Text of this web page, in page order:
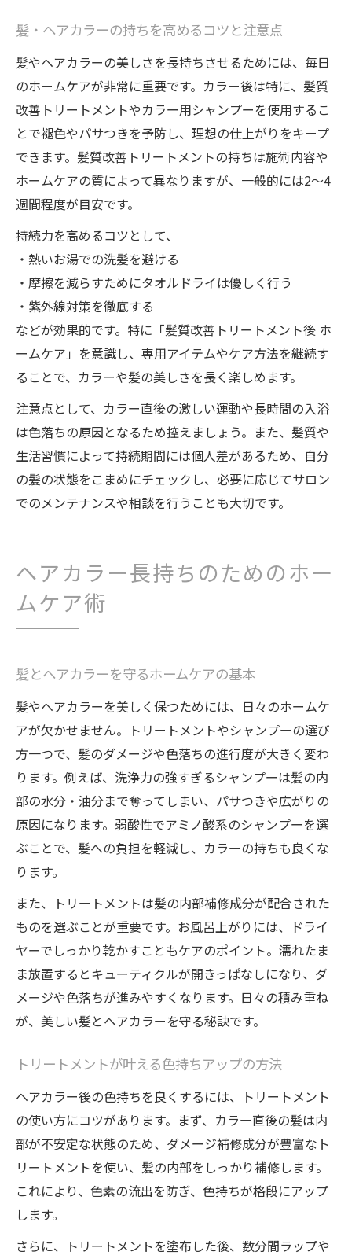
髪・ヘアカラーの持ちを高めるコツと注意点
髪やヘアカラーの美しさを長持ちさせるためには、毎日
のホームケアが非常に重要です。カラー後は特に、髪質
改善トリートメントやカラー用シャンプーを使用するこ
とで褪色やパサつきを予防し、理想の仕上がりをキープ
できます。髪質改善トリートメントの持ちは施術内容や
ホームケアの質によって異なりますが、一般的には2～4
週間程度が目安です。
持続力を高めるコツとして、
・熱いお湯での洗髪を避ける
・摩擦を減らすためにタオルドライは優しく行う
・紫外線対策を徹底する
などが効果的です。特に「髪質改善トリートメント後 ホ
ームケア」を意識し、専用アイテムやケア方法を継続す
ることで、カラーや髪の美しさを長く楽しめます。
注意点として、カラー直後の激しい運動や長時間の入浴
は色落ちの原因となるため控えましょう。また、髪質や
生活習慣によって持続期間には個人差があるため、自分
の髪の状態をこまめにチェックし、必要に応じてサロン
でのメンテナンスや相談を行うことも大切です。
ヘアカラー長持ちのためのホー
ムケア術
髪とヘアカラーを守るホームケアの基本
髪やヘアカラーを美しく保つためには、日々のホームケ
アが欠かせません。トリートメントやシャンプーの選び
方一つで、髪のダメージや色落ちの進行度が大きく変わ
ります。例えば、洗浄力の強すぎるシャンプーは髪の内
部の水分・油分まで奪ってしまい、パサつきや広がりの
原因になります。弱酸性でアミノ酸系のシャンプーを選
ぶことで、髪への負担を軽減し、カラーの持ちも良くな
ります。
また、トリートメントは髪の内部補修成分が配合された
ものを選ぶことが重要です。お風呂上がりには、ドライ
ヤーでしっかり乾かすこともケアのポイント。濡れたま
ま放置するとキューティクルが開きっぱなしになり、ダ
メージや色落ちが進みやすくなります。日々の積み重ね
が、美しい髪とヘアカラーを守る秘訣です。
トリートメントが叶える色持ちアップの方法
ヘアカラー後の色持ちを良くするには、トリートメント
の使い方にコツがあります。まず、カラー直後の髪は内
部が不安定な状態のため、ダメージ補修成分が豊富なト
リートメントを使い、髪の内部をしっかり補修します。
これにより、色素の流出を防ぎ、色持ちが格段にアップ
します。
さらに、トリートメントを塗布した後、数分間ラップや